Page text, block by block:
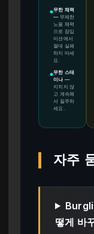
●무한 체력
— 무제한
노움 체력
으로 잠입
미션에서
절대 실패
하지 마세
요.
●무한 스태
미나 —
지치지 않
고 계속해
서 질주하
세요.
자주
떻게 바